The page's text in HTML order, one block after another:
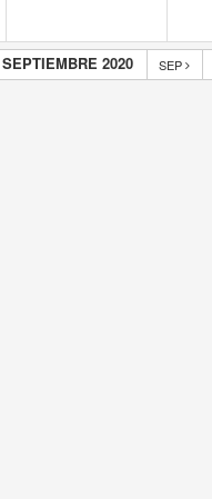
SEPTIEMBRE 2020 SEP